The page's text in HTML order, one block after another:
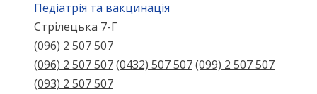
Педіатрія та вакцинація
Стрілецька 7-Г
(096) 2 507 507
(096) 2 507 507(0432) 507 507(099) 2 507 507
(093) 2 507 507